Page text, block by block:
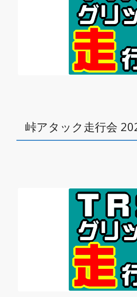
峠アタック走行会